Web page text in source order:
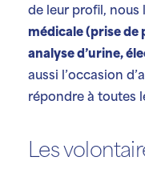
de leur profil, nous
médicale (prise de
analyse d’urine,
aussi l’occasion
répondre à toutes
Les